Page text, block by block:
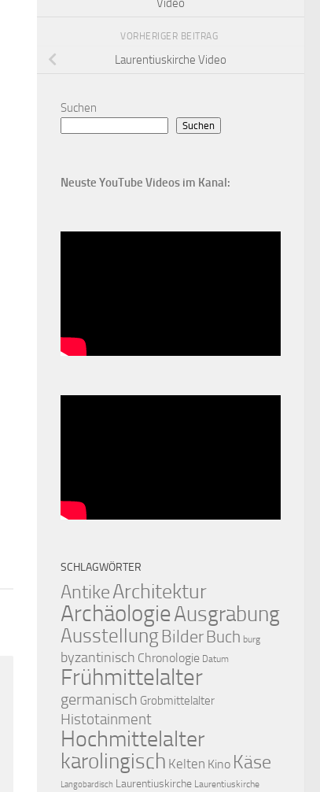
Video
VORHERIGER BEITRAG
Laurentiuskirche Video
Suchen
Suchen
Neuste YouTube Videos im Kanal:
SCHLAGWÖRTER
AntikeArchitektur
ArchäologieAusgrabung
AusstellungBilder Buch burg
byzantinisch Chronologie Datum
Frühmittelalter
germanisch Grobmittelalter
Histotainment
Hochmittelalter
karolingisch Kelten Kino Käse
Langobardisch Laurentiuskirche Laurentiuskirche